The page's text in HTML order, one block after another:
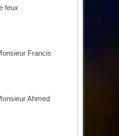
feux
Francis
Ahmed